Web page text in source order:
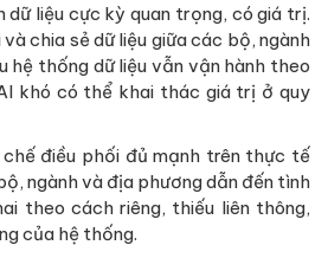
liệu cực kỳ quan trọng, có giá trị.
chia sẻ dữ liệu giữa các bộ, ngành
hệ thống dữ liệu vẫn vận hành theo
khó có thể khai thác giá trị ở quy
điều phối đủ mạnh trên thực tế
ngành và địa phương dẫn đến tình
theo cách riêng, thiếu liên thông,
của hệ thống.